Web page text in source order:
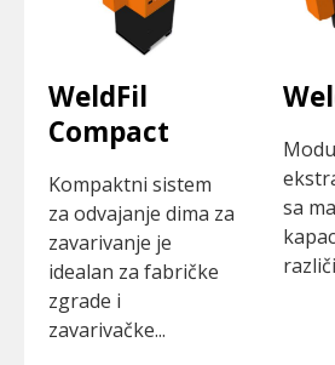
WeldFil
Compact
Kompaktni sistem
za odvajanje dima za
zavarivanje je
idealan za fabričke
zgrade i
zavarivačke...
sa